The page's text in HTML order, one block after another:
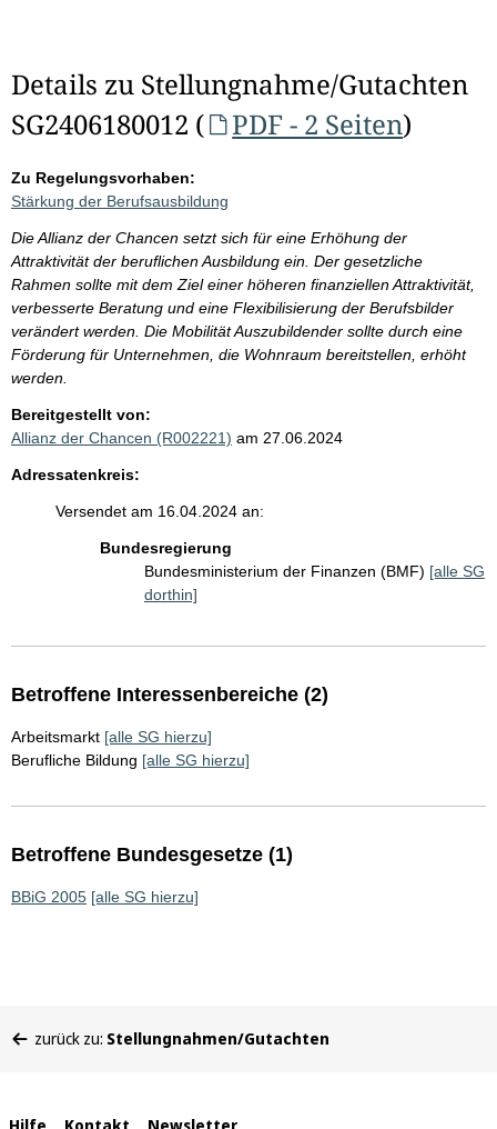
Details zu Stellungnahme/Gutachten
SG2406180012 (
PDF - 2 Seiten)
Zu Regelungsvorhaben:
Stärkung der Berufsausbildung
Die Allianz der Chancen setzt sich für eine Erhöhung der
Attraktivität der beruflichen Ausbildung ein. Der gesetzliche
Rahmen sollte mit dem Ziel einer höheren finanziellen Attraktivität,
verbesserte Beratung und eine Flexibilisierung der Berufsbilder
verändert werden. Die Mobilität Auszubildender sollte durch eine
Förderung für Unternehmen, die Wohnraum bereitstellen, erhöht
werden.
Bereitgestellt von:
Allianz der Chancen (R002221) am 27.06.2024
Adressatenkreis:
Versendet am 16.04.2024 an:
Bundesregierung
Bundesministerium der Finanzen (BMF) [alle SG
dorthin]
Betroffene Interessenbereiche (2)
Arbeitsmarkt [alle SG hierzu]
Berufliche Bildung [alle SG hierzu]
Betroffene Bundesgesetze (1)
BBiG 2005 [alle SG hierzu]
befinden
zurück zu: Stellungnahmen/Gutachten